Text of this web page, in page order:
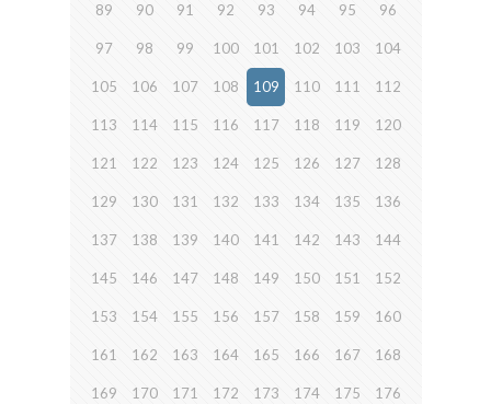
89 90 91 92 93 94 95 96
97 98 99 100 101 102 103 104
105 106 107 108 109 110 111 112
113 114 115 116 117 118 119 120
121 122 123 124 125 126 127 128
129 130 131 132 133 134 135 136
137 138 139 140 141 142 143 144
145 146 147 148 149 150 151 152
153 154 155 156 157 158 159 160
161 162 163 164 165 166 167 168
169 170 171 172 173 174 175 176